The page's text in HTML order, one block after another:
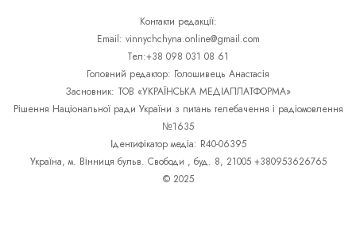
Контакти редакції:
Email: vinnychchyna.online@gmail.com
Тел:+38 098 031 08 61
Головний редактор: Голошивець Анастасія
Засновник: ТОВ «УКРАЇНСЬКА МЕДІАПЛАТФОРМА»
Рішення Національної ради України з питань телебачення і радіомовлення
№1635
Ідентифікатор медіа: R40-06395
Україна, м. Вінниця бульв. Свободи , буд. 8, 21005 +380953626765
© 2025